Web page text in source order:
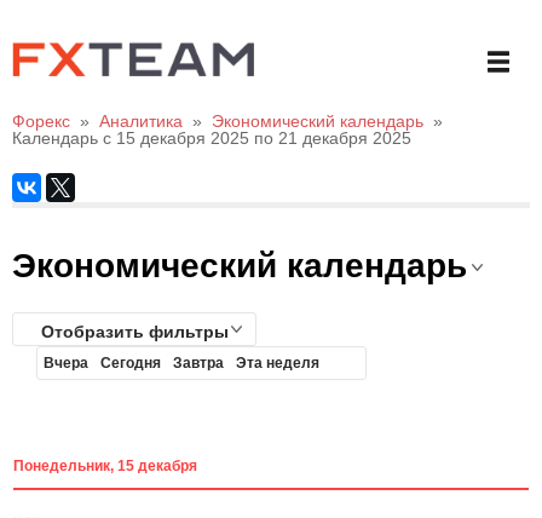
Форекс » Аналитика » Экономический календарь »
Календарь с 15 декабря 2025 по 21 декабря 2025
Экономический календарь
Отобразить фильтры
Вчера Сегодня Завтра Эта неделя
Понедельник, 15 декабря